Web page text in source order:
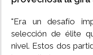
"Era un desafío
selección de élite
nivel. Estos dos